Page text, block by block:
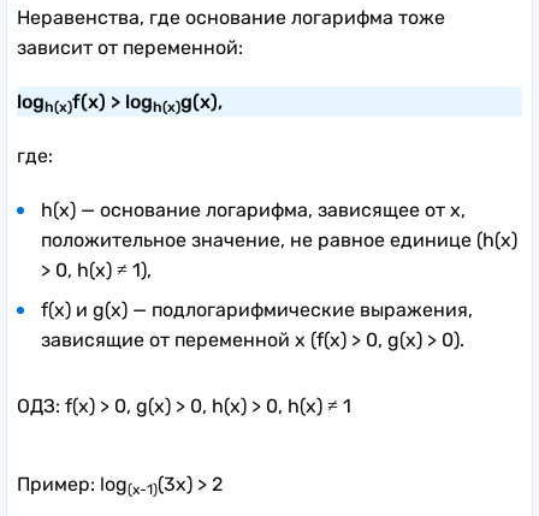
Неравенства, где основание логарифма тоже
зависит от переменной:
logh(x)f(x) > logh(x)g(x),
где:
h(x) — основание логарифма, зависящее от x,
положительное значение, не равное единице (h(x)
> 0, h(x) ≠ 1),
f(x) и g(x) — подлогарифмические выражения,
зависящие от переменной x (f(x) > 0, g(x) > 0).
ОДЗ: f(x) > 0, g(x) > 0, h(x) > 0, h(x) ≠ 1
Пример: log(x-1)(3x) > 2